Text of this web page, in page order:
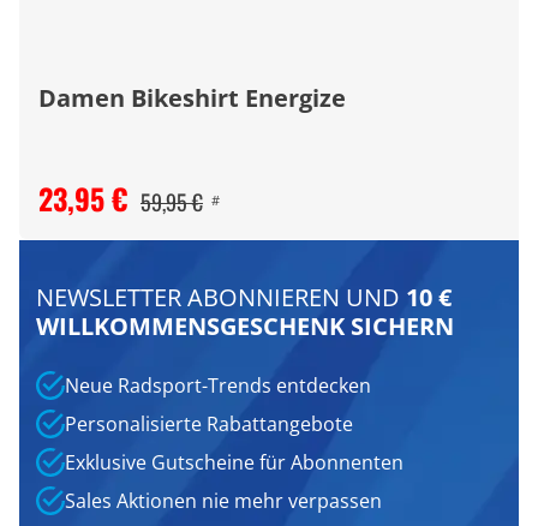
Damen Bikeshirt Energize
23,95 € 59,95 € #
NEWSLETTER ABONNIEREN UND 10 €
WILLKOMMENSGESCHENK SICHERN
Neue Radsport-Trends entdecken
Personalisierte Rabattangebote
Exklusive Gutscheine für Abonnenten
Sales Aktionen nie mehr verpassen